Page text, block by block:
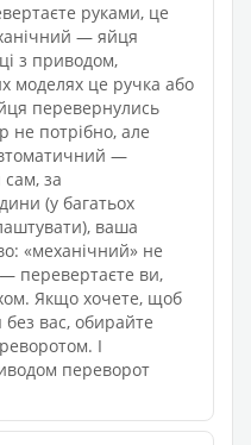
руками, це
— яйця
з приводом,
моделях це ручка або
перевернулись
не потрібно, але
—
сам, за
(у багатьох
ваша
«механічний» не
перевертаєте ви,
Якщо хочете, щоб
вас, обирайте
І
переворот